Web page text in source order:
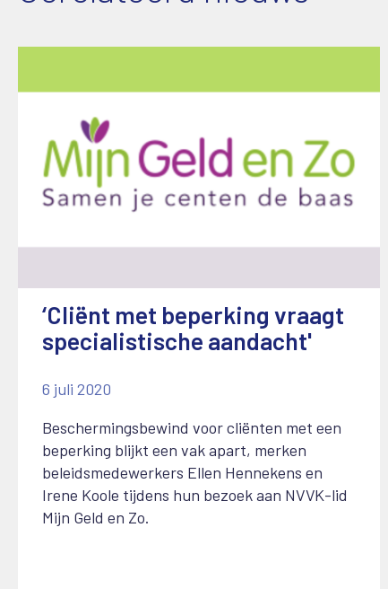
‘Cliënt met beperking vraagt
specialistische aandacht'
6 juli 2020
Beschermingsbewind voor cliënten met een
beperking blijkt een vak apart, merken
beleidsmedewerkers Ellen Hennekens en
Irene Koole tijdens hun bezoek aan NVVK-lid
Mijn Geld en Zo.